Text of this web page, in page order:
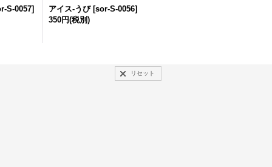
S-0057] アイス-うび [sor-S-0056]
350円(税別)
リセット